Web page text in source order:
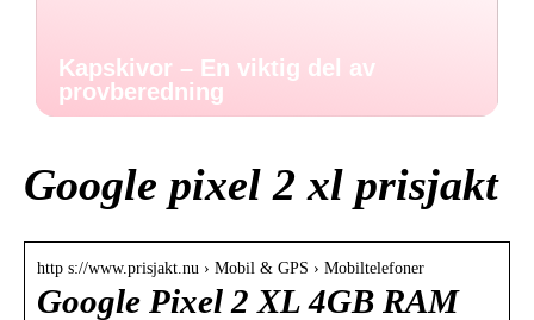
Kapskivor – En viktig del av
provberedning
Google pixel 2 xl prisjakt
http s://www.prisjakt.nu › Mobil & GPS › Mobiltelefoner
Google Pixel 2 XL 4GB RAM